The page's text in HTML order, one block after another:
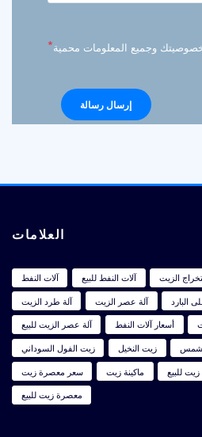
*
العلامات
آلات النفط آلات النفط للبيع الزيت
آلة طرد الزيت
آلة عصر الزيت
البارد
آلة عصر الزيت للبيع
أسعار آلات النفط
زيت الفول السوداني
زيت النخيل
سعر معصرة زيت
ماكينة زيت زيت للبيع
معصرة زيت للبيع